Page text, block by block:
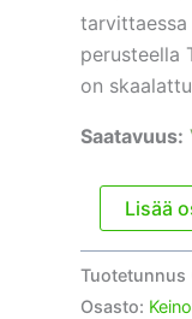
tarvittaessa
perusteella
on
Saatavuus:
Exoterra
T-
Rex
Lisää
Tuotetunnus
Osasto: